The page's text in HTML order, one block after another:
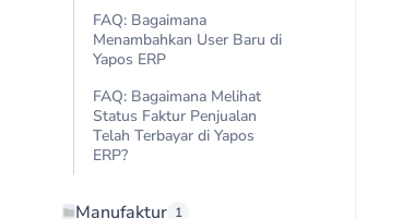
FAQ: Bagaimana
Menambahkan User Baru di
Yapos ERP
FAQ: Bagaimana Melihat
Status Faktur Penjualan
Telah Terbayar di Yapos
ERP?
Manufaktur 1